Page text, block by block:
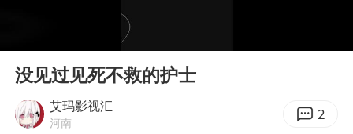
2025年小学教师减少13.19万
Play
没见过见死不救的护士
艾玛影视汇
河南 2